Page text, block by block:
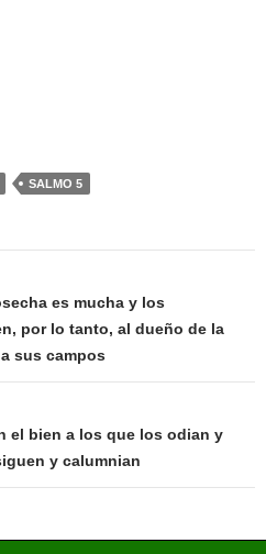
SALMO 5
es mucha y los
por lo tanto, al dueño de la
sus campos
el bien a los que los odian y
y calumnian